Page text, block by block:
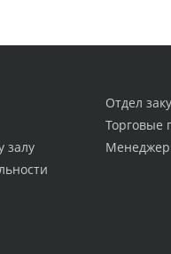
Отдел
Торговые
залу